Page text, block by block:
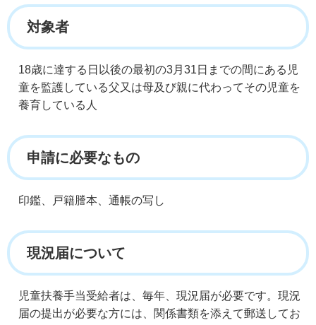
対象者
18歳に達する日以後の最初の3月31日までの間にある児
童を監護している父又は母及び親に代わってその児童を
養育している人
申請に必要なもの
印鑑、戸籍謄本、通帳の写し
現況届について
児童扶養手当受給者は、毎年、現況届が必要です。現況
届の提出が必要な方には、関係書類を添えて郵送してお